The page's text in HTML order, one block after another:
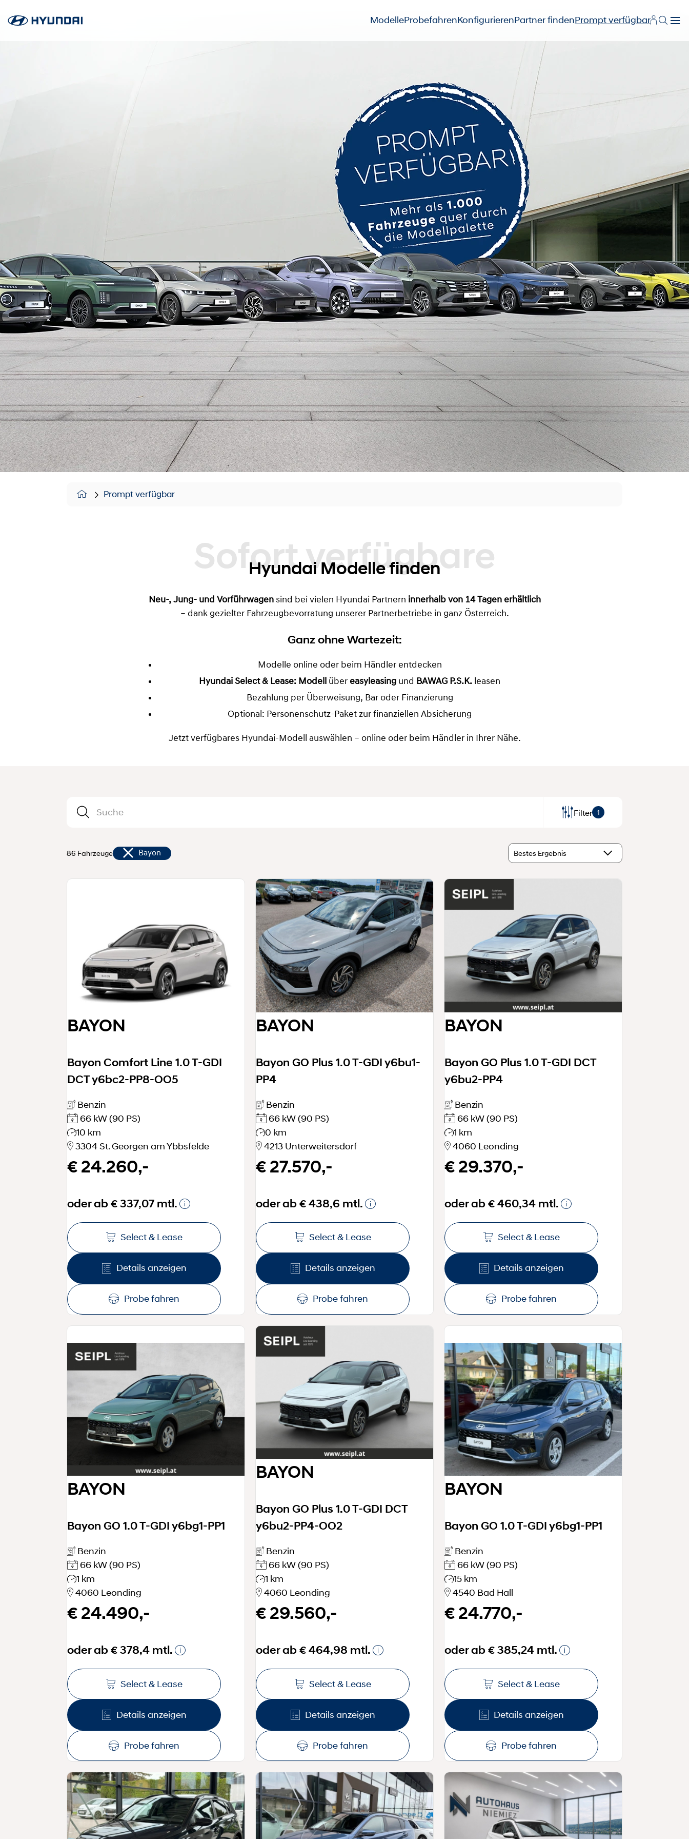
ModelleProbefahrenKonfigurierenPartner findenPrompt verfügbar
Prompt verfügbar
Sofort verfügbare
Hyundai Modelle finden
Neu-, Jung- und Vorführwagensind bei vielen Hyundai Partnern innerhalb von 14 Tagen erhältlich
– dank gezielter Fahrzeugbevorratung unserer Partnerbetriebe in ganz Österreich.
Ganz ohne Wartezeit:
Modelle online oder beim Händler entdecken
Hyundai Select & Lease: Modell über easyleasing und BAWAG P.S.K. leasen
Bezahlung per Überweisung, Bar oder Finanzierung
Optional: Personenschutz-Paket zur finanziellen Absicherung
Jetzt verfügbares Hyundai-Modell auswählen – online oder beim Händler in Ihrer Nähe.
Filter 1
86 Fahrzeuge Bayon Bestes Ergebnis
BAYON
Bayon Comfort Line 1.0 T-GDI
DCT y6bc2-PP8-OO5
Benzin
66 kW(90 PS)
10 km
3304 St. Georgen am Ybbsfelde
€ 24.260,-
oder ab € 337,07 mtl.
Select & Lease
Details anzeigen
Probe fahren
BAYON
Bayon GO Plus 1.0 T-GDI y6bu1-
PP4
Benzin
66 kW(90 PS)
0 km
4213 Unterweitersdorf
€ 27.570,-
oder ab € 438,6 mtl.
Select & Lease
Details anzeigen
Probe fahren
BAYON
Bayon GO Plus 1.0 T-GDI DCT
y6bu2-PP4
Benzin
66 kW(90 PS)
1 km
4060 Leonding
€ 29.370,-
oder ab € 460,34 mtl.
Select & Lease
Details anzeigen
Probe fahren
BAYON
Bayon GO 1.0 T-GDI y6bg1-PP1
Benzin
66 kW(90 PS)
1 km
4060 Leonding
€ 24.490,-
oder ab € 378,4 mtl.
Select & Lease
Details anzeigen
Probe fahren
BAYON
Bayon GO Plus 1.0 T-GDI DCT
y6bu2-PP4-OO2
Benzin
66 kW(90 PS)
1 km
4060 Leonding
€ 29.560,-
oder ab € 464,98 mtl.
Select & Lease
Details anzeigen
Probe fahren
BAYON
Bayon GO 1.0 T-GDI y6bg1-PP1
Benzin
66 kW(90 PS)
15 km
4540 Bad Hall
€ 24.770,-
oder ab € 385,24 mtl.
Select & Lease
Details anzeigen
Probe fahren